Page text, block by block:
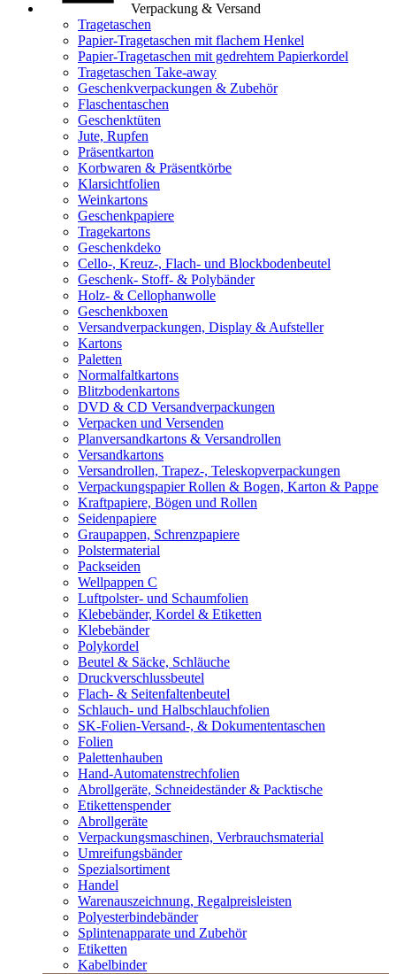
Verpackung & Versand
Tragetaschen
Papier-Tragetaschen mit flachem Henkel
Papier-Tragetaschen mit gedrehtem Papierkordel
Tragetaschen Take-away
Geschenkverpackungen & Zubehör
Flaschentaschen
Geschenktüten
Jute, Rupfen
Präsentkarton
Korbwaren & Präsentkörbe
Klarsichtfolien
Weinkartons
Geschenkpapiere
Tragekartons
Geschenkdeko
Cello-, Kreuz-, Flach- und Blockbodenbeutel
Geschenk- Stoff- & Polybänder
Holz- & Cellophanwolle
Geschenkboxen
Versandverpackungen, Display & Aufsteller
Kartons
Paletten
Normalfaltkartons
Blitzbodenkartons
DVD & CD Versandverpackungen
Verpacken und Versenden
Planversandkartons & Versandrollen
Versandkartons
Versandrollen, Trapez-, Teleskopverpackungen
Verpackungspapier Rollen & Bogen, Karton & Pappe
Kraftpapiere, Bögen und Rollen
Seidenpapiere
Graupappen, Schrenzpapiere
Polstermaterial
Packseiden
Wellpappen C
Luftpolster- und Schaumfolien
Klebebänder, Kordel & Etiketten
Klebebänder
Polykordel
Beutel & Säcke, Schläuche
Druckverschlussbeutel
Flach- & Seitenfaltenbeutel
Schlauch- und Halbschlauchfolien
SK-Folien-Versand-, & Dokumententaschen
Folien
Palettenhauben
Hand-Automatenstrechfolien
Abrollgeräte, Schneideständer & Packtische
Etikettenspender
Abrollgeräte
Verpackungsmaschinen, Verbrauchsmaterial
Umreifungsbänder
Spezialsortiment
Handel
Warenauszeichnung, Regalpreisleisten
Polyesterbindebänder
Splintenapparate und Zubehör
Etiketten
Kabelbinder